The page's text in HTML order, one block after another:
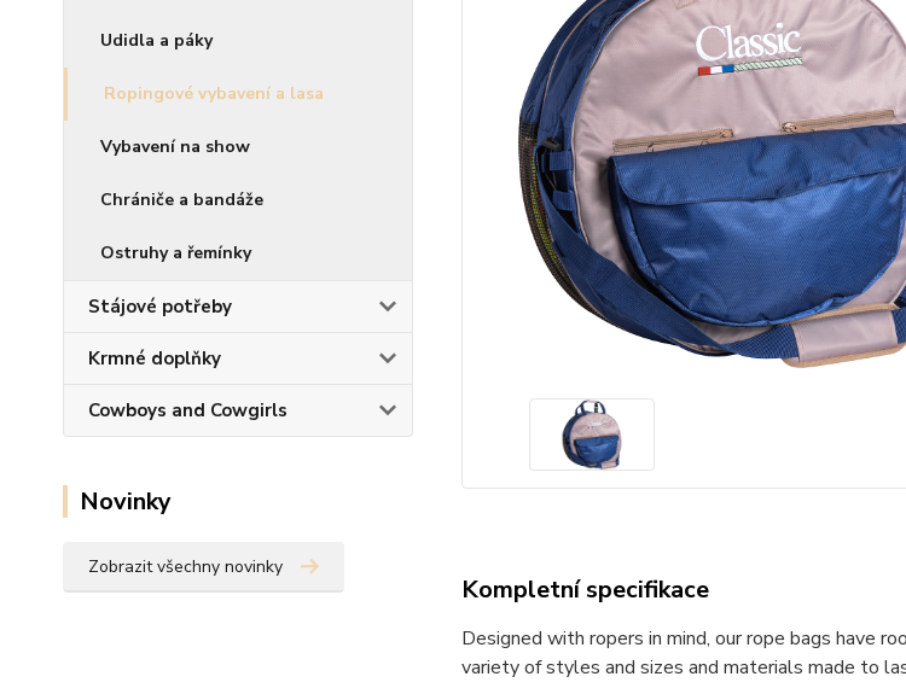
Udidla a páky
Ropingové vybavení a lasa
Vybavení na show
Chrániče a bandáže
Ostruhy a řemínky
Stájové potřeby
Krmné doplňky
Cowboys and Cowgirls
Novinky
Zobrazit všechny novinky
Kompletní specifikace
Designed with ropers in mind, our rope bags have
variety of styles and sizes and materials made to